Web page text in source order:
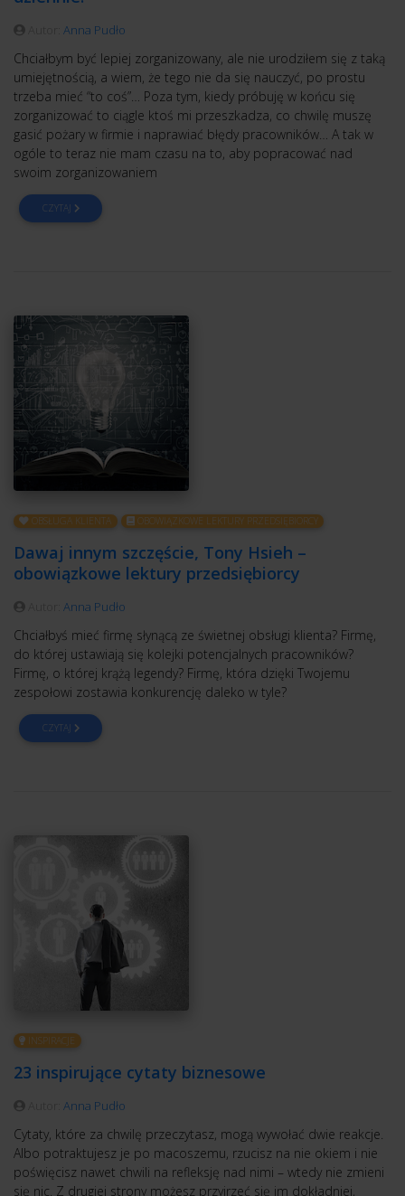
Anna Pudło
Chciałbym być lepiej zorganizowany, ale nie urodziłem się z taką
umiejętnością, a wiem, że tego nie da się nauczyć, po prostu
trzeba mieć “to coś”… Poza tym, kiedy próbuję w końcu się
zorganizować to ciągle ktoś mi przeszkadza, co chwilę muszę
gasić pożary w firmie i naprawiać błędy pracowników… A tak w
ogóle to teraz nie mam czasu na to, aby popracować nad
swoim zorganizowaniem
CZYTAJ
OBSŁUGA KLIENTA OBOWIĄZKOWE LEKTURY PRZEDSIĘBIORCY
Dawaj innym szczęście, Tony Hsieh –
obowiązkowe lektury przedsiębiorcy
Anna Pudło
Chciałbyś mieć firmę słynącą ze świetnej obsługi klienta? Firmę,
do której ustawiają się kolejki potencjalnych pracowników?
Firmę, o której krążą legendy? Firmę, która dzięki Twojemu
zespołowi zostawia konkurencję daleko w tyle?
CZYTAJ
INSPIRACJE
23 inspirujące cytaty biznesowe
Anna Pudło
Cytaty, które za chwilę przeczytasz, mogą wywołać dwie reakcje.
Albo potraktujesz je po macoszemu, rzucisz na nie okiem i nie
poświęcisz nawet chwili na refleksję nad nimi – wtedy nie zmieni
się nic. Z drugiej strony możesz przyjrzeć się im dokładniej,